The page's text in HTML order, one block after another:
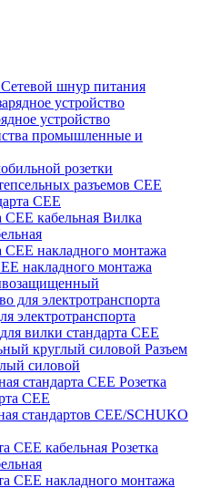
Сетевой шнур питания
устройство
промышленные и
розетки
разъемов CEE
CEE
Вилка
накладного монтажа
для электротранспорта
электротранспорта
вилки стандарта CEE
Разъем
силовой
Розетка
CEE
стандартов CEE/SCHUKO
Розетка